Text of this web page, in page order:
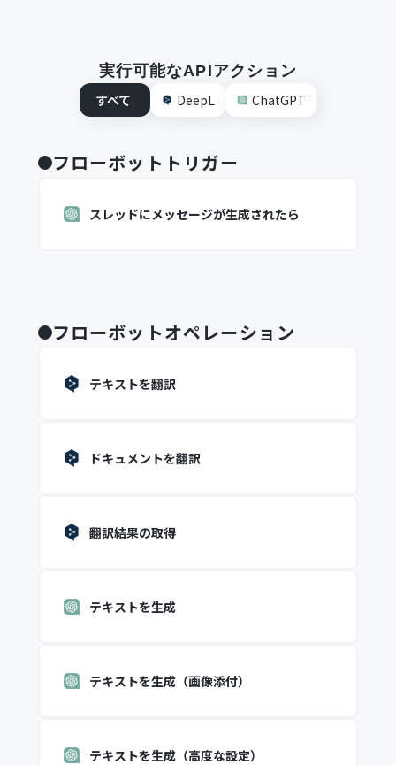
実行可能なAPIアクション
すべて
DeepL ChatGPT
フローボットトリガー
スレッドにメッセージが生成されたら
フローボットオペレーション
テキストを翻訳
ドキュメントを翻訳
翻訳結果の取得
テキストを生成
テキストを生成（画像添付）
テキストを生成（高度な設定）